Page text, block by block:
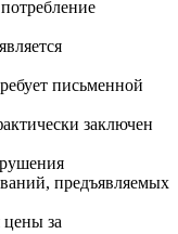
письменной
заключен
предъявляемых
цены за